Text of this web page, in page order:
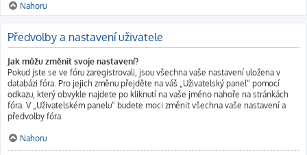
Nahoru
Předvolby a nastavení uživatele
Jak můžu změnit svoje nastavení?
Pokud jste se ve fóru zaregistrovali, jsou všechna vaše nastavení uložena v
databázi fóra. Pro jejich změnu přejděte na váš „Uživatelský panel“ pomocí
odkazu, který obvykle najdete po kliknutí na vaše jméno nahoře na stránkách
fóra. V „Uživatelském panelu“ budete moci změnit všechna vaše nastavení a
předvolby fóra.
Nahoru